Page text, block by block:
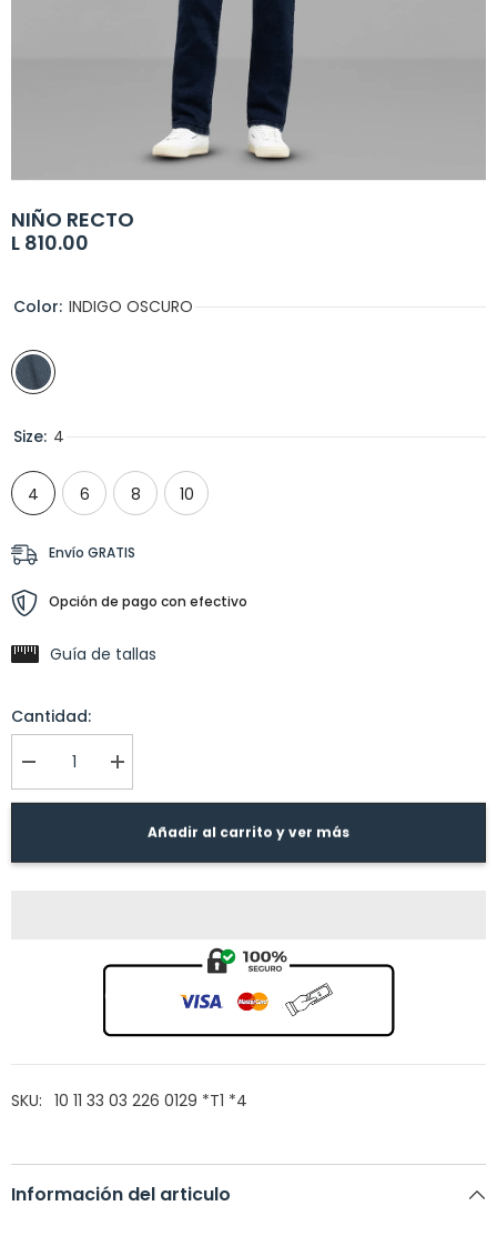
NIÑO RECTO
L 810.00
Color: INDIGO OSCURO
Size: 4
4 6 8 10
Envío GRATIS
Opción de pago con efectivo
Guía de tallas
Cantidad:
Error:
Missing
for
I18n
Error:
Missing
value
for
producto
Añadir al carrito y ver más
SKU: 10 11 33 03 226 0129 *T1 *4
Información del articulo